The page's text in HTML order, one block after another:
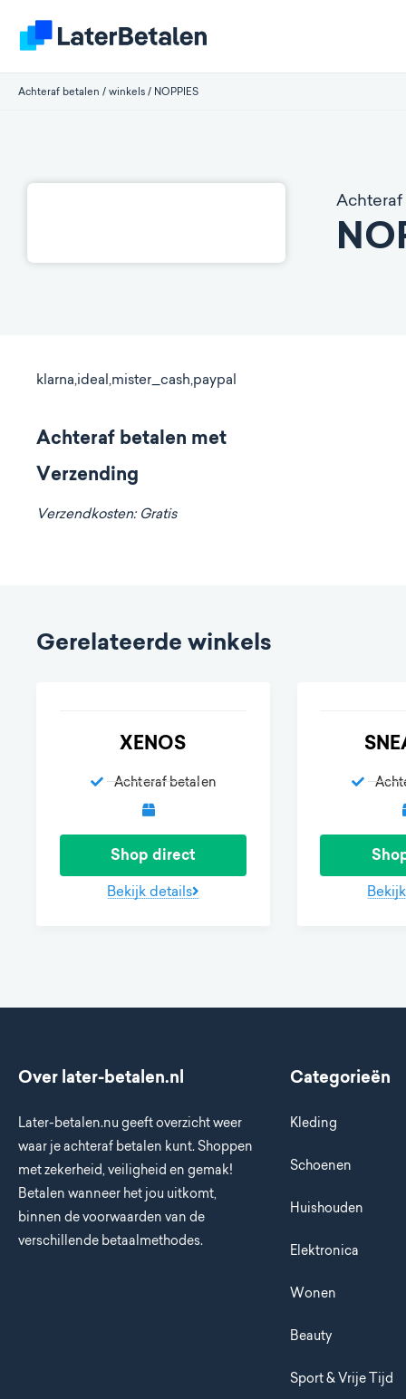
Achteraf betalen / winkels / NOPPIES
klarna,ideal,mister_cash,paypal
Achteraf betalen met
Verzending
Verzendkosten: Gratis
Gerelateerde winkels
XENOS
Achteraf betalen
Shop direct
Bekijk details
Over later-betalen.nl
Later-betalen.nu geeft overzicht weer
waar je achteraf betalen kunt. Shoppen
met zekerheid, veiligheid en gemak!
Betalen wanneer het jou uitkomt,
binnen de voorwaarden van de
verschillende betaalmethodes.
Categorieën
Kleding
Schoenen
Huishouden
Elektronica
Wonen
Beauty
Sport & Vrije Tijd